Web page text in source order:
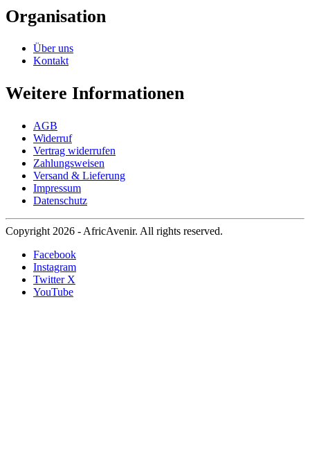
Organisation
Über uns
Kontakt
Weitere Informationen
AGB
Widerruf
Vertrag widerrufen
Zahlungsweisen
Versand & Lieferung
Impressum
Datenschutz
Copyright 2026 - AfricAvenir. All rights reserved.
Facebook
Instagram
Twitter X
YouTube